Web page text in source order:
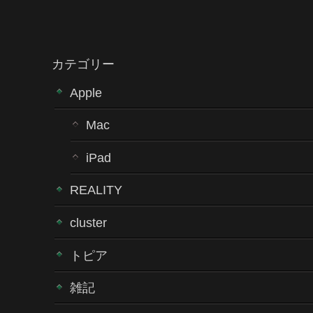
カテゴリー
Apple
Mac
iPad
REALITY
cluster
トピア
雑記